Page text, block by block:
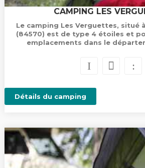
CAMPING LES
Le camping Les Verguettes, situé
(84570) est de type 4 étoiles et
emplacements dans le
Détails du camping